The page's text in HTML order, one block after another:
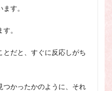
す。
。
だと、すぐに反応しがち
つかったかのように、それ